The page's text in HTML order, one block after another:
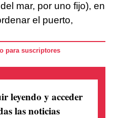
mar, por uno fijo), en
el puerto,
para suscriptores
leyendo y acceder
las noticias